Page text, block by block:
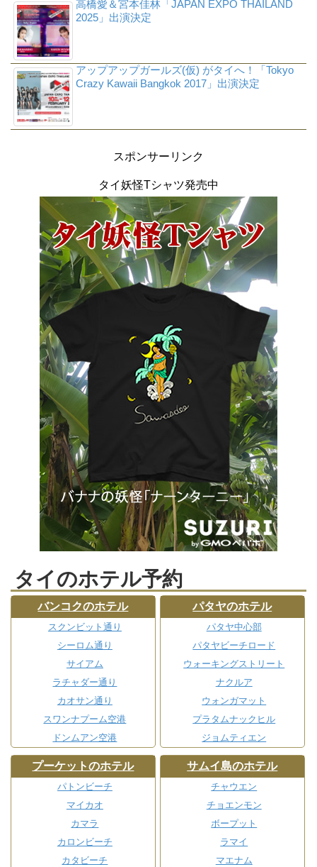
高橋愛＆宮本佳林「JAPAN EXPO THAILAND
2025」出演決定
アップアップガールズ(仮) がタイへ！「Tokyo
Crazy Kawaii Bangkok 2017」出演決定
スポンサーリンク
タイ妖怪Tシャツ発売中
タイのホテル予約
バンコクのホテル
スクンビット通り
シーロム通り
サイアム
ラチャダー通り
カオサン通り
スワンナプーム空港
ドンムアン空港
パタヤのホテル
パタヤ中心部
パタヤビーチロード
ウォーキングストリート
ナクルア
ウォンガマット
プラタムナックヒル
ジョムティエン
プーケットのホテル
パトンビーチ
マイカオ
カマラ
カロンビーチ
カタビーチ
サムイ島のホテル
チャウエン
チョエンモン
ボープット
ラマイ
マエナム